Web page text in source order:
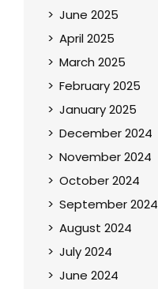
June 2025
April 2025
March 2025
February 2025
January 2025
December 2024
November 2024
October 2024
September 2024
August 2024
July 2024
June 2024